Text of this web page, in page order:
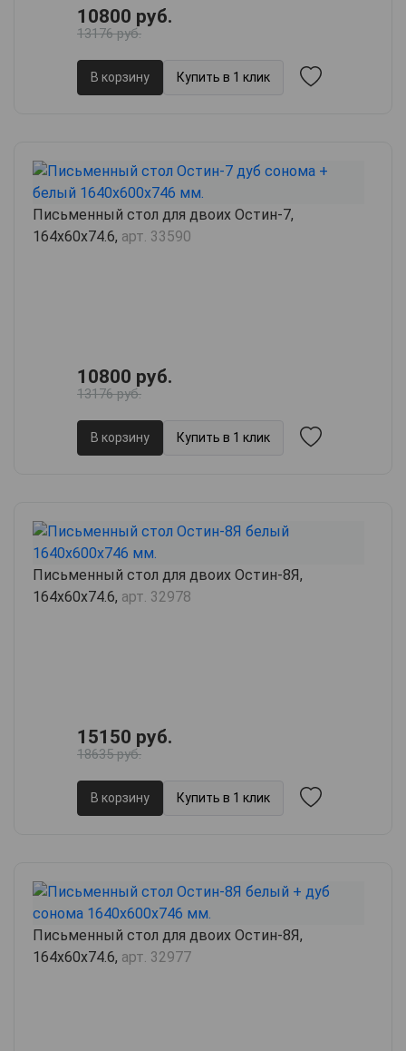
10800 руб.
13176 руб.
В корзину Купить в 1 клик
Письменный стол для двоих Остин-7,
164х60х74.6, арт. 33590
10800 руб.
13176 руб.
В корзину Купить в 1 клик
Письменный стол для двоих Остин-8Я,
164х60х74.6, арт. 32978
15150 руб.
18635 руб.
В корзину Купить в 1 клик
Письменный стол для двоих Остин-8Я,
164х60х74.6, арт. 32977